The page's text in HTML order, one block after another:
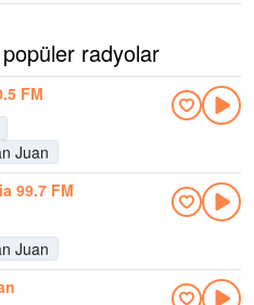
radyolar
FM
Juan
99.7 FM
Juan